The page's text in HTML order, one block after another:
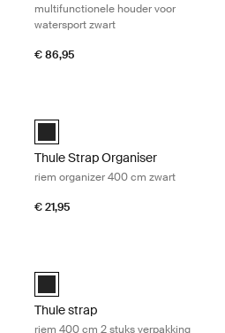
multifunctionele houder voor
watersport zwart
€ 86,95
Black (selected)
Thule Strap Organiser
riem organizer 400 cm zwart
€ 21,95
Black (selected)
Thule strap
riem 400 cm 2 stuks verpakking